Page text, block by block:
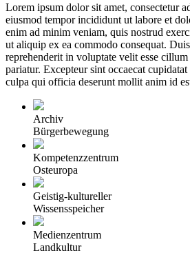
Lorem ipsum dolor sit amet, consectetur
eiusmod tempor incididunt ut labore et
enim ad minim veniam, quis nostrud
ut aliquip ex ea commodo consequat.
reprehenderit in voluptate velit esse
pariatur. Excepteur sint occaecat
culpa qui officia deserunt mollit anim id
Archiv
Bürgerbewegung
Kompetenzzentrum
Osteuropa
Geistig-kultureller
Wissensspeicher
Medienzentrum
Landkultur